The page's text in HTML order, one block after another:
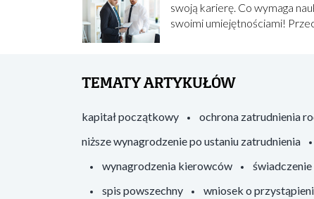
swoją karierę. Co wymaga
swoimi umiejętnościami!
TEMATY ARTYKUŁÓW
kapitał początkowy ochrona zatrudnienia
niższe wynagrodzenie po ustaniu zatrudnienia
wynagrodzenia kierowców
spis powszechny
wniosek o